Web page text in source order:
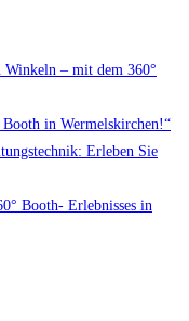
Winkeln – mit dem 360°
in Wermelskirchen!“
Erleben Sie
Booth- Erlebnisses in